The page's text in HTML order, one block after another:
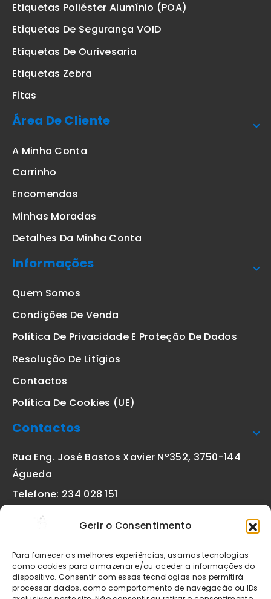
Gerir o Consentimento
Para fornecer as melhores experiências, usamos tecnologias
como cookies para armazenar e/ou aceder a informações do
dispositivo. Consentir com essas tecnologias nos permitirá
processar dados, como comportamento de navegação ou IDs
Etiquetas Poliéster Alumínio (POA)
Etiquetas De Segurança VOID
Etiquetas De Ourivesaria
Etiquetas Zebra
Fitas
Área De Cliente
A Minha Conta
Carrinho
Encomendas
Minhas Moradas
Detalhes Da Minha Conta
Informações
Quem Somos
Condições De Venda
Política De Privacidade E Proteção De Dados
Resolução De Litígios
Contactos
Política De Cookies (UE)
Contactos
Rua Eng. José Bastos Xavier Nº352, 3750-144
Águeda
Telefone: 234 028 151
geral@etiquetas-online.pt
Os preços indicados incluem IVA à taxa legal em vigor. Todos